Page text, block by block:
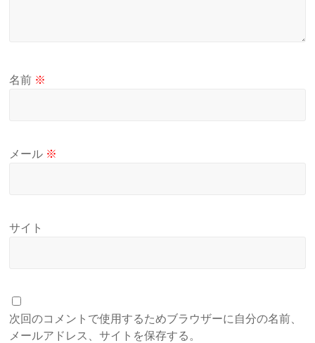
名前 ※
メール ※
サイト
次回のコメントで使用するためブラウザーに自分の名前、
メールアドレス、サイトを保存する。